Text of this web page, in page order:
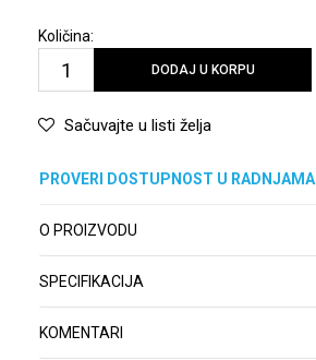
Količina:
DODAJ U KORPU
Sačuvajte u listi želja
PROVERI DOSTUPNOST U RADNJAMA
O PROIZVODU
SPECIFIKACIJA
KOMENTARI